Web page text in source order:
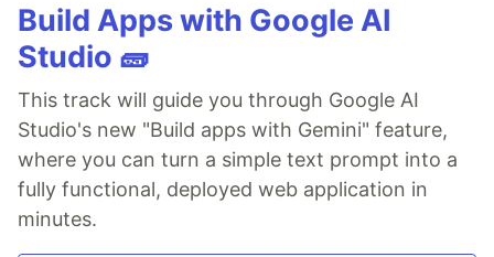
Build Apps with Google AI
Studio 🧱
This track will guide you through Google AI
Studio's new "Build apps with Gemini" feature,
where you can turn a simple text prompt into a
fully functional, deployed web application in
minutes.